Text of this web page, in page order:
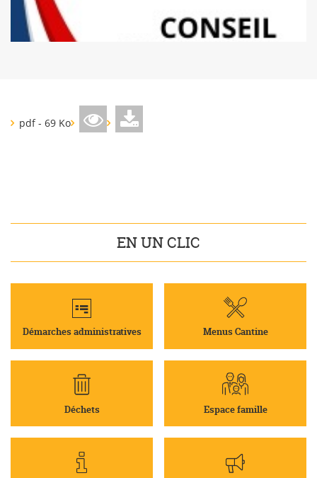
pdf - 69 Ko
EN UN CLIC
Démarches administratives Menus Cantine
Déchets Espace famille